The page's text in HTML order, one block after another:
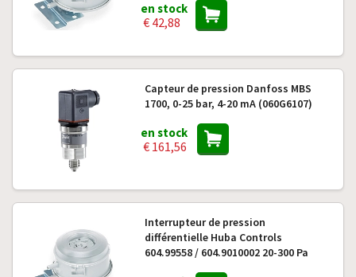
en stock
€ 42,88
Capteur de pression Danfoss MBS
1700, 0-25 bar, 4-20 mA (060G6107)
en stock
€ 161,56
Interrupteur de pression
différentielle Huba Controls
604.99558 / 604.9010002 20-300 Pa